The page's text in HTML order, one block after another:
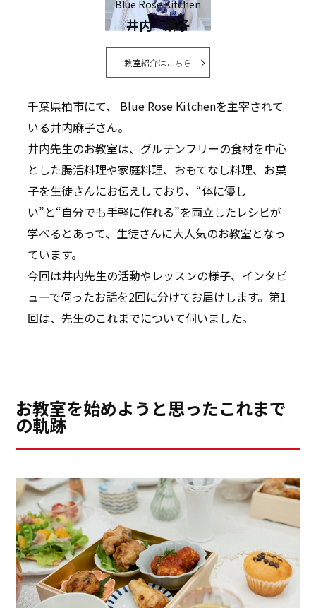
Blue Rose Kitchen
井内 麻子
教室紹介はこちら
千葉県柏市にて、 Blue Rose Kitchenを主宰されて
いる井内麻子さん。
井内先生のお教室は、グルテンフリーの食材を中心
とした腸活料理や家庭料理、おもてなし料理、お菓
子を生徒さんにお伝えしており、“体に優し
い”と“自分でも手軽に作れる”を両立したレシピが
学べるとあって、生徒さんに大人気のお教室となっ
ています。
今回は井内先生の活動やレッスンの様子、インタビ
ューで伺ったお話を2回に分けてお届けします。第1
回は、先生のこれまでについて伺いました。
お教室を始めようと思ったこれまで
の軌跡